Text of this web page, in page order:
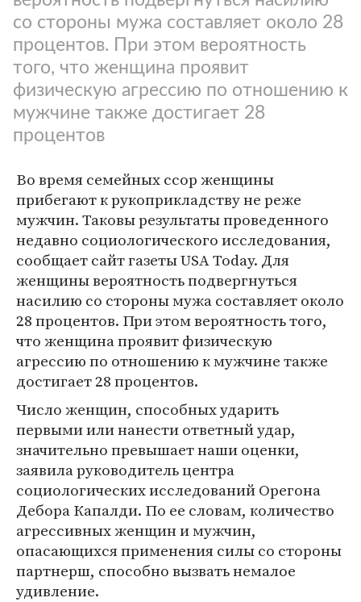
со стороны мужа составляет около 28
процентов. При этом вероятность
того, что женщина проявит
физическую агрессию по отношению к
мужчине также достигает 28
процентов
Во время семейных ссор женщины
прибегают к рукоприкладству не реже
мужчин. Таковы результаты проведенного
недавно социологического исследования,
сообщает сайт газеты USA Today. Для
женщины вероятность подвергнуться
насилию со стороны мужа составляет около
28 процентов. При этом вероятность того,
что женщина проявит физическую
агрессию по отношению к мужчине также
достигает 28 процентов.
Число женщин, способных ударить
первыми или нанести ответный удар,
значительно превышает наши оценки,
заявила руководитель центра
социологических исследований Орегона
Дебора Капалди. По ее словам, количество
агрессивных женщин и мужчин,
опасающихся применения силы со стороны
партнерш, способно вызвать немалое
удивление.